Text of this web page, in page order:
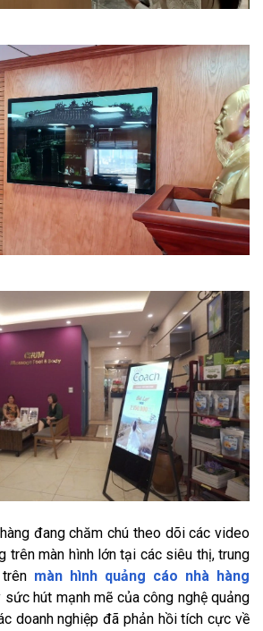
đang chăm chú theo dõi các video
trên màn hình lớn tại các siêu thị, trung
màn hình quảng cáo nhà hàng
sức hút mạnh mẽ của công nghệ quảng
doanh nghiệp đã phản hồi tích cực về